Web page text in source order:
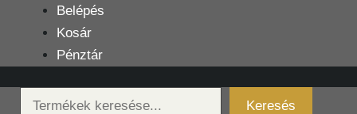
tartalomba
Belépés
Kosár
Pénztár
Keresés
Keresés